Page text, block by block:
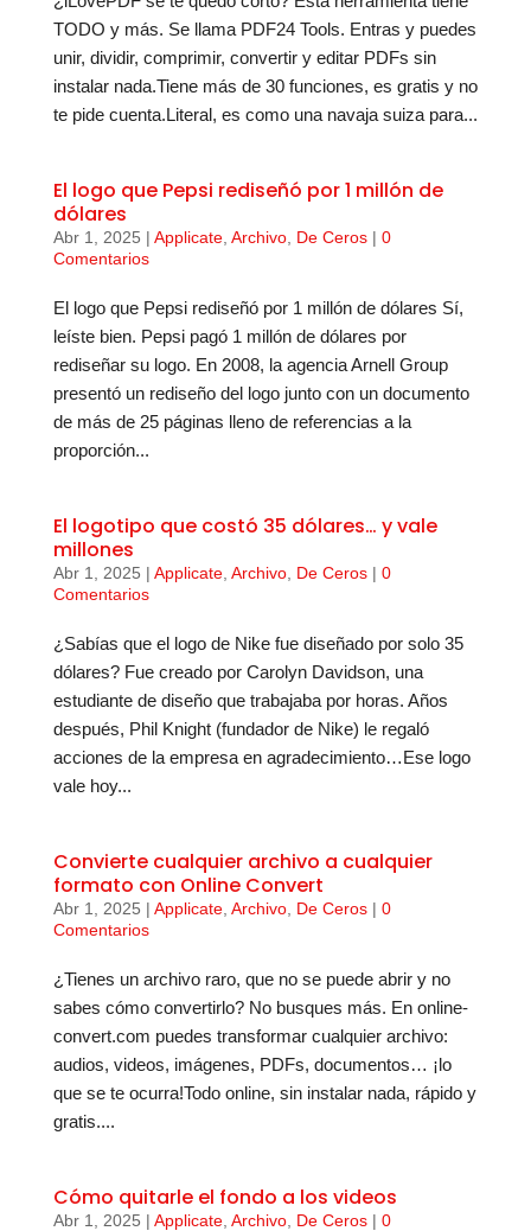
TODO y más. Se llama PDF24 Tools. Entras y puedes
unir, dividir, comprimir, convertir y editar PDFs sin
instalar nada.Tiene más de 30 funciones, es gratis y no
te pide cuenta.Literal, es como una navaja suiza para...
El logo que Pepsi rediseñó por 1 millón de
dólares
Abr 1, 2025 | Applicate, Archivo, De Ceros| 0
Comentarios
El logo que Pepsi rediseñó por 1 millón de dólares Sí,
leíste bien. Pepsi pagó 1 millón de dólares por
rediseñar su logo. En 2008, la agencia Arnell Group
presentó un rediseño del logo junto con un documento
de más de 25 páginas lleno de referencias a la
proporción...
El logotipo que costó 35 dólares… y vale
millones
Abr 1, 2025 | Applicate, Archivo, De Ceros| 0
Comentarios
¿Sabías que el logo de Nike fue diseñado por solo 35
dólares? Fue creado por Carolyn Davidson, una
estudiante de diseño que trabajaba por horas. Años
después, Phil Knight (fundador de Nike) le regaló
acciones de la empresa en agradecimiento…Ese logo
vale hoy...
Convierte cualquier archivo a cualquier
formato con Online Convert
Abr 1, 2025 | Applicate, Archivo, De Ceros| 0
Comentarios
¿Tienes un archivo raro, que no se puede abrir y no
sabes cómo convertirlo? No busques más. En online-
convert.com puedes transformar cualquier archivo:
audios, videos, imágenes, PDFs, documentos… ¡lo
que se te ocurra!Todo online, sin instalar nada, rápido y
gratis....
Cómo quitarle el fondo a los videos
Abr 1, 2025 | Applicate, Archivo, De Ceros| 0